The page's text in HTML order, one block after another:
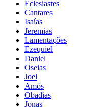
Eclesiastes
Cantares
Isaías
Jeremias
Lamentações
Ezequiel
Daniel
Oseias
Joel
Amós
Obadias
Jonas